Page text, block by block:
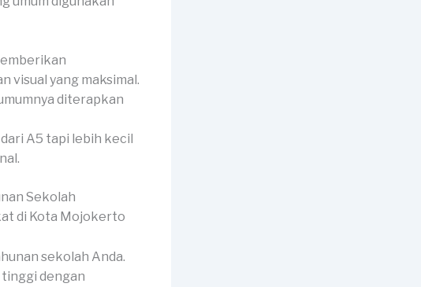
visual yang maksimal.
diterapkan
A5 tapi lebih kecil
Sekolah
sekolah Anda.
dengan